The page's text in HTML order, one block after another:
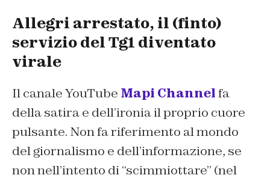
Allegri arrestato, il (finto)
servizio del Tg1 diventato
virale
Il canale YouTube Mapi Channelfa
della satira e dell’ironia il proprio cuore
pulsante. Non fa riferimento al mondo
del giornalismo e dell’informazione, se
non nell’intento di “scimmiottare” (nel